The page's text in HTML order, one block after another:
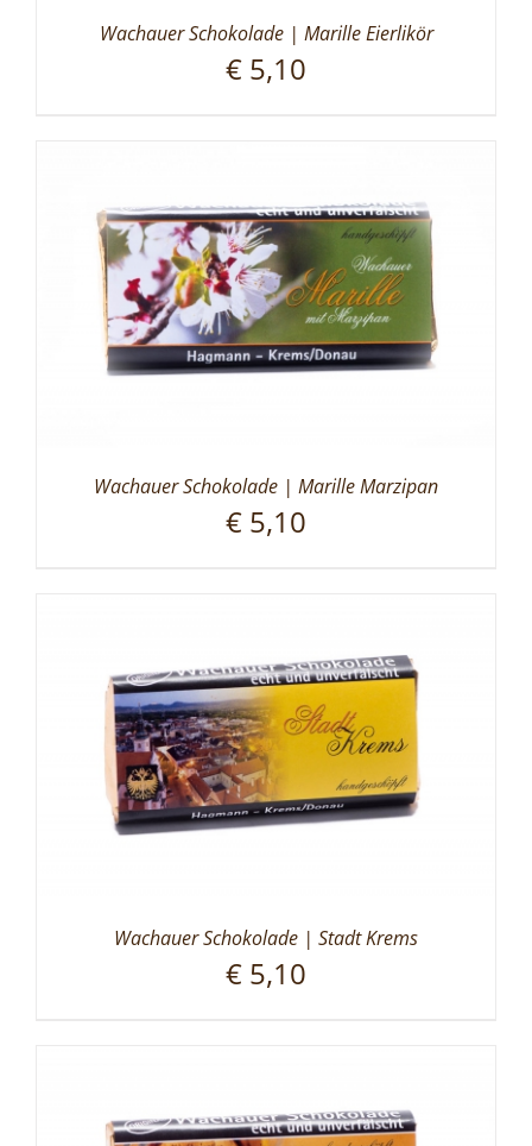
Wachauer Schokolade | Marille Eierlikör
€ 5,10
Wachauer Schokolade | Marille Marzipan
€ 5,10
Wachauer Schokolade | Stadt Krems
€ 5,10